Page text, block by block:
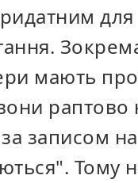
для
мають
раптово
записом
Тому